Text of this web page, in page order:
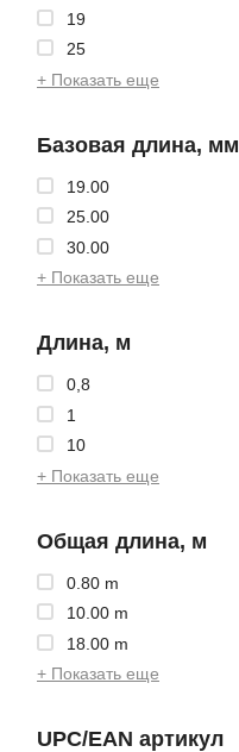
19
25
+ Показать еще
Базовая длина, мм
19.00
25.00
30.00
+ Показать еще
Длина, м
0,8
1
10
+ Показать еще
Общая длина, м
0.80 m
10.00 m
18.00 m
+ Показать еще
UPC/EAN артикул